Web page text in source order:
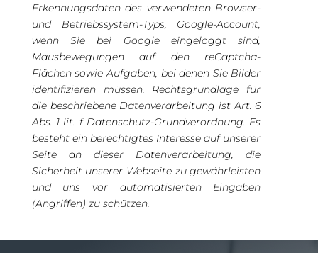
Erkennungsdaten des verwendeten Browser-
und Betriebssystem-Typs, Google-Account,
wenn Sie bei Google eingeloggt sind,
Mausbewegungen auf den reCaptcha-
Flächen sowie Aufgaben, bei denen Sie Bilder
identifizieren müssen. Rechtsgrundlage für
die beschriebene Datenverarbeitung ist Art. 6
Abs. 1 lit. f Datenschutz-Grundverordnung. Es
besteht ein berechtigtes Interesse auf unserer
Seite an dieser Datenverarbeitung, die
Sicherheit unserer Webseite zu gewährleisten
und uns vor automatisierten Eingaben
(Angriffen) zu schützen.